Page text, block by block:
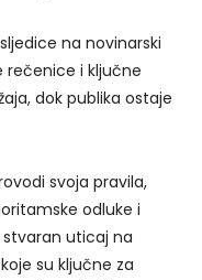
na novinarski
rečenice i ključne
dok publika ostaje
svoja pravila,
odluke i
uticaj na
su ključne za